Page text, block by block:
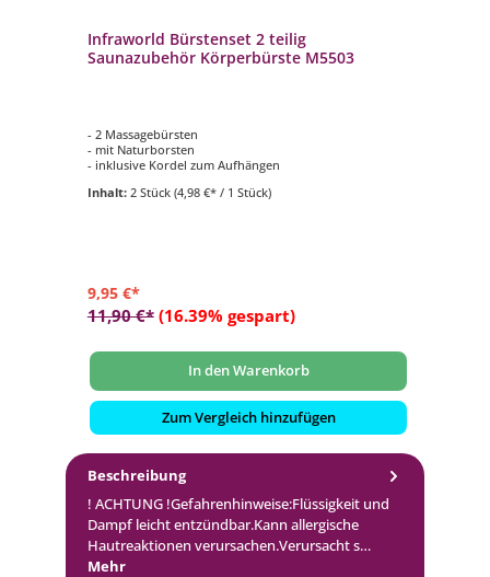
Infraworld Bürstenset 2 teilig
Saunazubehör Körperbürste M5503
- 2 Massagebürsten
- mit Naturborsten
- inklusive Kordel zum Aufhängen
Inhalt: 2 Stück (4,98 €* / 1 Stück)
9,95 €*
11,90 €* (16.39% gespart)
In den Warenkorb
Zum Vergleich hinzufügen
Beschreibung
! ACHTUNG !Gefahrenhinweise:Flüssigkeit und
Dampf leicht entzündbar.Kann allergische
Hautreaktionen verursachen.Verursacht s…
Mehr